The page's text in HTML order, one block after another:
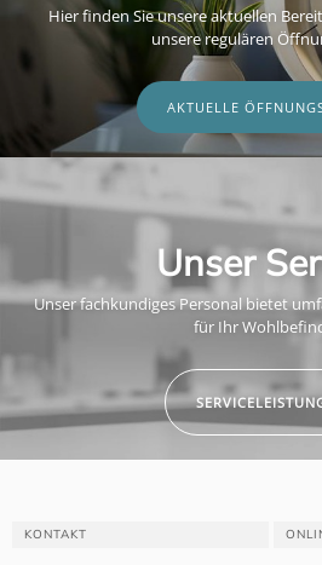
Hier finden Sie unsere aktuellen
unsere regulären
AKTUELLE
Unser
Unser fachkundiges Personal bietet
für Ihr
KONTAKT